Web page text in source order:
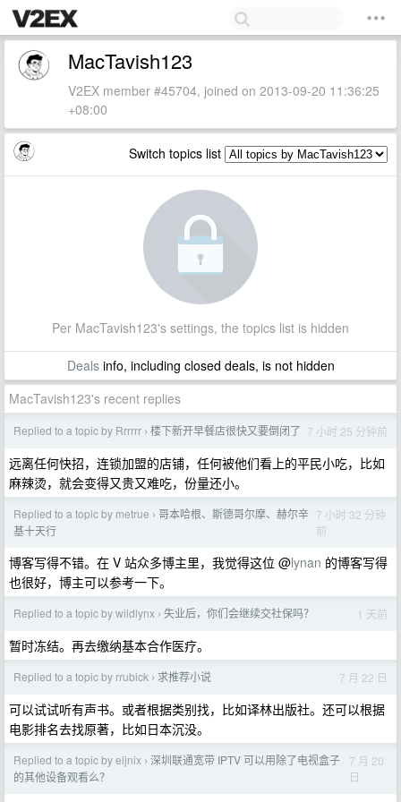
MacTavish123
V2EX member #45704, joined on 2013-09-20 11:36:25
+08:00
Switch topics list
Per MacTavish123's settings, the topics list is hidden
Dealsinfo, including closed deals, is not hidden
MacTavish123's recent replies
Replied to a topic by Rrrrrr › 楼下新开早餐店很快又要倒闭了 7 小时 25 分钟前
远离任何快招，连锁加盟的店铺，任何被他们看上的平民小吃，比如
麻辣烫，就会变得又贵又难吃，份量还小。
Replied to a topic by metrue › 哥本哈根、斯德哥尔摩、赫尔辛
基十天行
7 小时 32 分钟
前
博客写得不错。在 V 站众多博主里，我觉得这位 @lynan 的博客写得
也很好，博主可以参考一下。
Replied to a topic by wildlynx › 失业后，你们会继续交社保吗？ 1 天前
暂时冻结。再去缴纳基本合作医疗。
Replied to a topic by rrubick › 求推荐小说 7 月 22 日
可以试试听有声书。或者根据类别找，比如译林出版社。还可以根据
电影排名去找原著，比如日本沉没。
Replied to a topic by eijnix › 深圳联通宽带 IPTV 可以用除了电视盒子
的其他设备观看么？
7 月 20
日